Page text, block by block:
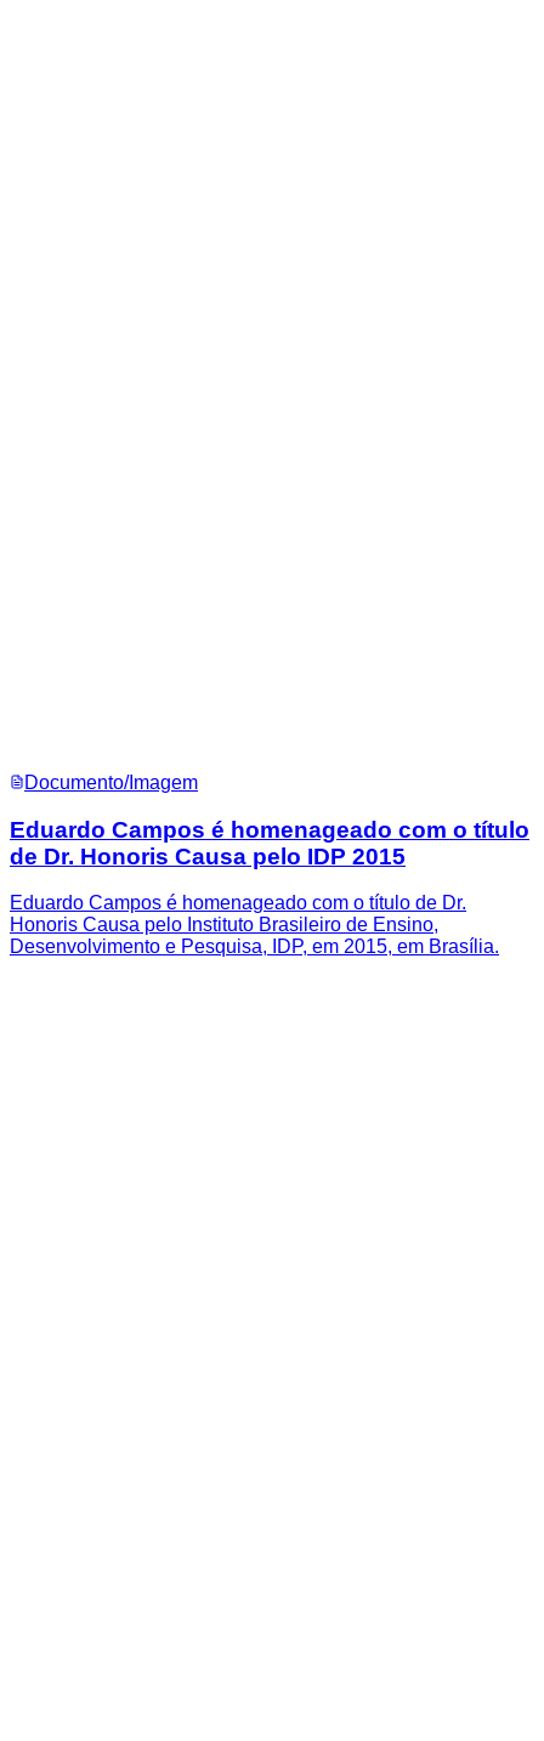
Documento/Imagem
Eduardo Campos é homenageado com o título
de Dr. Honoris Causa pelo IDP 2015
Eduardo Campos é homenageado com o título de Dr.
Honoris Causa pelo Instituto Brasileiro de Ensino,
Desenvolvimento e Pesquisa, IDP, em 2015, em Brasília.